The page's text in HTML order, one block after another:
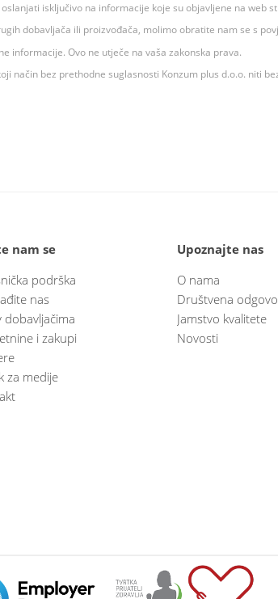
isključivo na informacije koje su objavljene na web
dobavljača ili proizvođača, molimo obratite nam se s
informacije. Ovo ne utječe na vaša zakonska prava.
način bez prethodne suglasnosti Konzum plus d.o.o. niti
nam se
podrška
nas
dobavljačima
i zakupi
za medije
Upoznajte nas
O nama
Društvena
Jamstvo kvalitete
Novosti